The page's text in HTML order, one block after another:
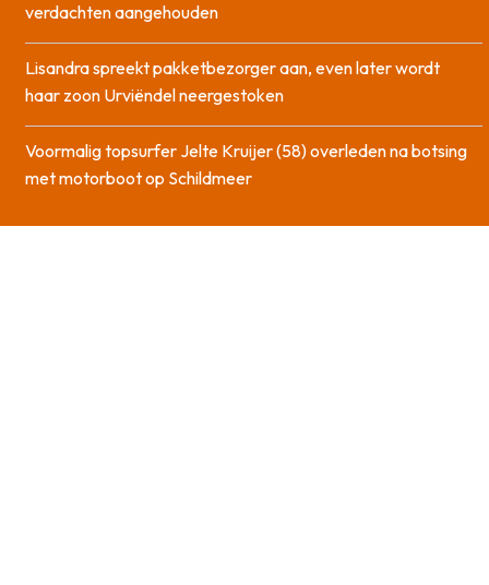
verdachten aangehouden
Lisandra spreekt pakketbezorger aan, even later wordt
haar zoon Urviëndel neergestoken
Voormalig topsurfer Jelte Kruijer (58) overleden na botsing
met motorboot op Schildmeer